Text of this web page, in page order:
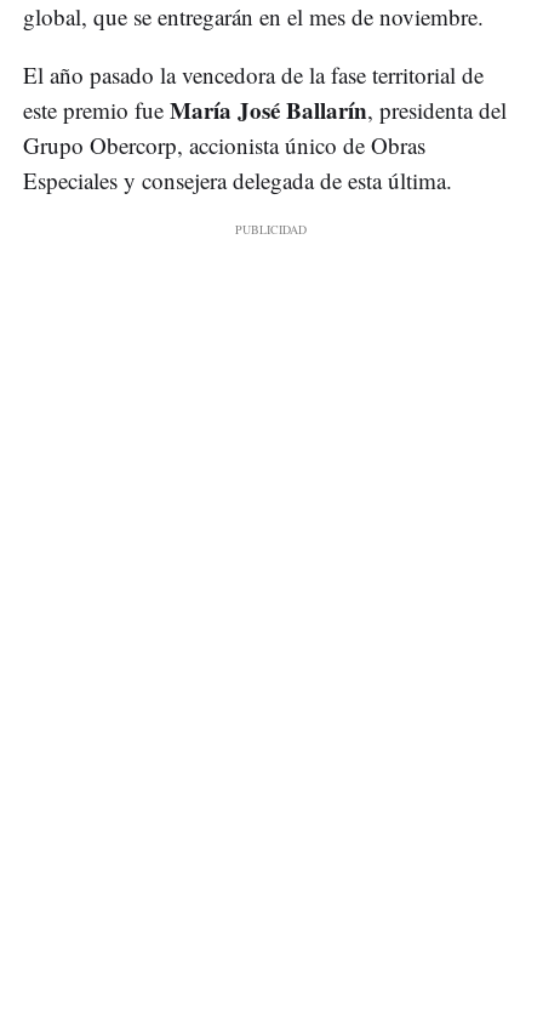
global, que se entregarán en el mes de noviembre.
El año pasado la vencedora de la fase territorial de
este premio fue María José Ballarín, presidenta del
Grupo Obercorp, accionista único de Obras
Especiales y consejera delegada de esta última.